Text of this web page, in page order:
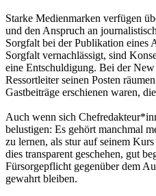
Starke Medienmarken verfügen
und den Anspruch an
Sorgfalt bei der Publikation eines
Sorgfalt vernachlässigt, sind
eine Entschuldigung. Bei der
Ressortleiter seinen Posten
Gastbeiträge erschienen waren,
Auch wenn sich
belustigen: Es gehört manchmal
zu lernen, als stur auf seinem
dies transparent geschehen, gut
Fürsorgepflicht gegenüber dem
gewahrt bleiben.